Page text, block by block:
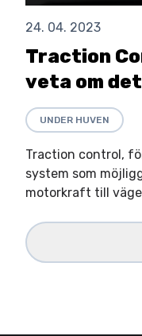
24. 04. 2023
Traction
veta om
UNDER HUVEN
Traction control,
system som
motorkraft till